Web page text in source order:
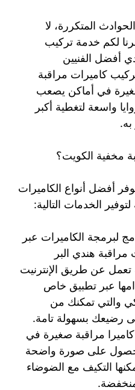
المتكررة، لا
لكم خدمة تركيب
أفضل الفنيين
كاميرات مراقبة
في أماكن يصعب
واسعة لتغطية أكبر
مخفية الكويت؟
أفضل أنواع الكاميرات
الخدمات التالية:
لبرمجة الكاميرات عبر
هندي البر
تعمل عن طريق الإنترنيت
عبر تطبيق خاص
والتي تمكنك من
رضيعك بسهولة تامة.
مراقبة صغيرة في
على صورة واضحة
التكيف مع الضوضاء